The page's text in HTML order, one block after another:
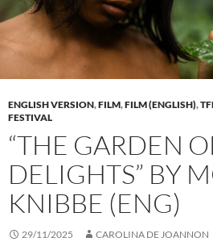
ENGLISH VERSION,FILM,FILM (ENGLISH),
FESTIVAL
“THE GARDEN
DELIGHTS” BY
KNIBBE (ENG)
29/11/2025 CAROLINA DE JOANNON